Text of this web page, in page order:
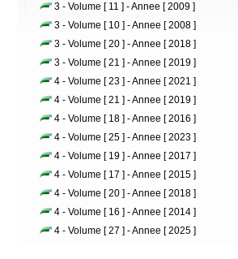
3 - Volume [ 11 ] - Annee [ 2009 ]
3 - Volume [ 10 ] - Annee [ 2008 ]
3 - Volume [ 20 ] - Annee [ 2018 ]
3 - Volume [ 21 ] - Annee [ 2019 ]
4 - Volume [ 23 ] - Annee [ 2021 ]
4 - Volume [ 21 ] - Annee [ 2019 ]
4 - Volume [ 18 ] - Annee [ 2016 ]
4 - Volume [ 25 ] - Annee [ 2023 ]
4 - Volume [ 19 ] - Annee [ 2017 ]
4 - Volume [ 17 ] - Annee [ 2015 ]
4 - Volume [ 20 ] - Annee [ 2018 ]
4 - Volume [ 16 ] - Annee [ 2014 ]
4 - Volume [ 27 ] - Annee [ 2025 ]